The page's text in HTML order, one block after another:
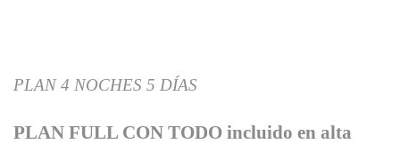
PLAN 4 NOCHES 5 DÍAS
PLAN FULL CON TODO incluido en alta